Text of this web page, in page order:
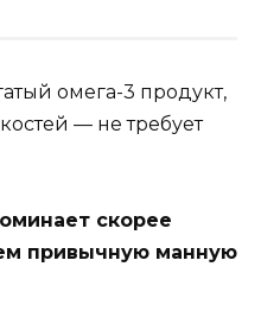
скорее
привычную манную